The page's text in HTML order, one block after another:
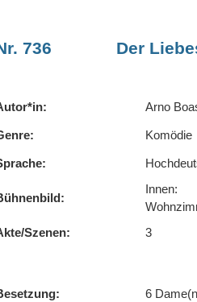
736 Der
Arno
Komödie
Innen:
Szenen:
3
6